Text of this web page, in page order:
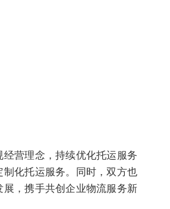
营理念，持续优化托运服务
化托运服务。同时，双方也
，携手共创企业物流服务新